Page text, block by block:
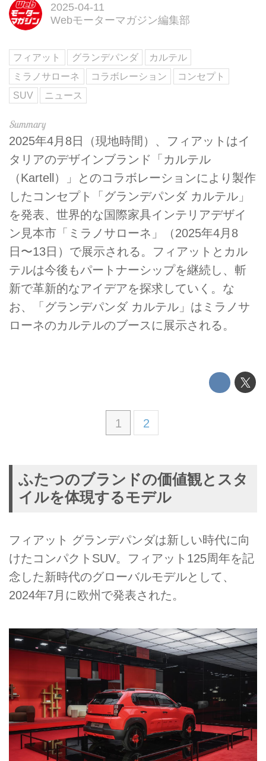
2025-04-11
Webモーターマガジン編集部
フィアット グランデパンダ
カルテル
ミラノサローネ
コラボレーション
コンセプト
SUV
ニュース
2025年4月8日（現地時間）、フィアットはイ
タリアのデザインブランド「カルテル
（Kartell）」とのコラボレーションにより製作
したコンセプト「グランデパンダ カルテル」
を発表、世界的な国際家具インテリアデザイ
ン見本市「ミラノサローネ」（2025年4月8
日〜13日）で展示される。フィアットとカル
テルは今後もパートナーシップを継続し、斬
新で革新的なアイデアを探求していく。な
お、「グランデパンダ カルテル」はミラノサ
ローネのカルテルのブースに展示される。
1 2
ふたつのブランドの価値観とスタ
イルを体現するモデル
フィアット グランデパンダは新しい時代に向
けたコンパクトSUV。フィアット125周年を記
念した新時代のグローバルモデルとして、
2024年7月に欧州で発表された。